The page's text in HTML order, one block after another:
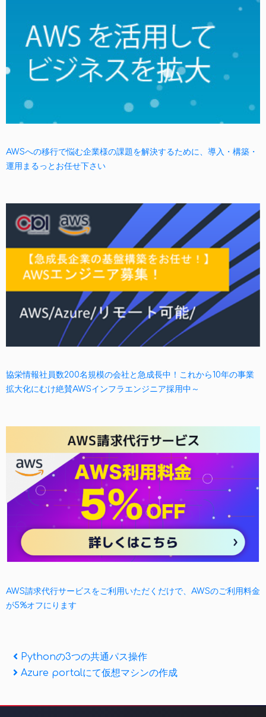
AWSへの移行で悩む企業様の課題を解決するために、導入・構築・
運用まるっとお任せ下さい
協栄情報社員数200名規模の会社と急成長中！これから10年の事業
拡大化にむけ絶賛AWSインフラエンジニア採用中～
AWS請求代行サービスをご利用いただくだけで、AWSのご利用料金
が5%オフにります
投
稿
ナ
Previous
Post
Pythonの3つの共通パス操作
Next
Azure portalにて仮想マシンの作成